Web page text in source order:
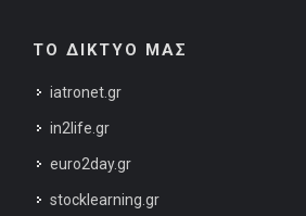
ΤΟ ΔΙΚΤΥΟ ΜΑΣ
iatronet.gr
in2life.gr
euro2day.gr
stocklearning.gr